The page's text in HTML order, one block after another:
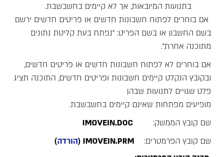
בתנועות המיובאות, אך לא קיימים בחשבשבת.
אם בוחרים לפתוח חשבונות חדשים או פריטים חדשים ירשם
בשם החשבון או בשם הפריט: "נפתח בעת קליטת נתונים
מתוכנה אחרת".
אם בוחרים לא לפתוח חשבונות חדשים או פריטים חדשים,
ובקובץ הנקלט קיימים חשבונות ופריטים חדשים, התוכנה תציג
פלט שגויים לתנועות שבהן
מופיעים מפתחות שאינם קיימים בחשבשבת.
שם קובץ הממשק: IMOVEIN.DOC
שם קובץ הפרמטרים: IMOVEIN.PRM ( הורדה)